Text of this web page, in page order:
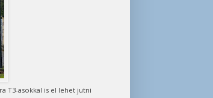
T3-asokkal is el lehet jutni